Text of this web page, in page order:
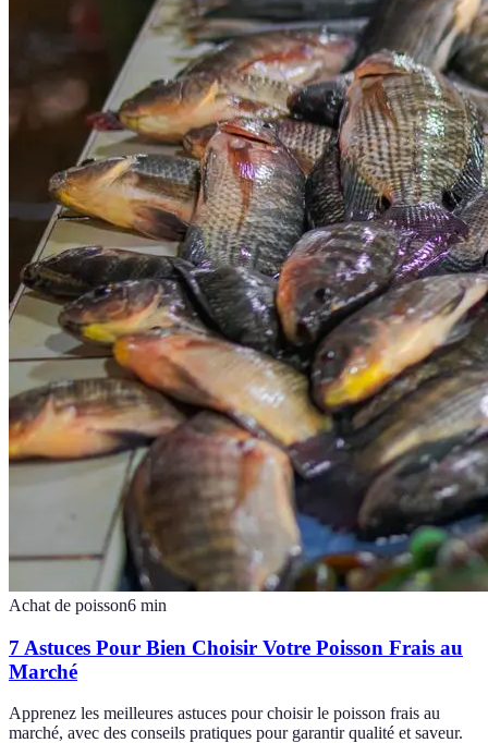
Achat de poisson6 min
7 Astuces Pour Bien Choisir Votre Poisson Frais au
Marché
Apprenez les meilleures astuces pour choisir le poisson frais au
marché, avec des conseils pratiques pour garantir qualité et saveur.